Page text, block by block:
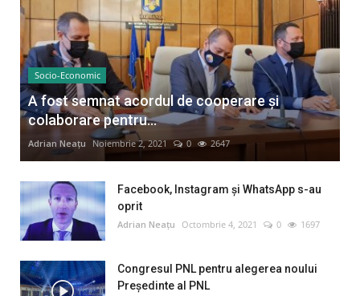
Socio-Economic
A fost semnat acordul de cooperare și
colaborare pentru...
Adrian Neațu Noiembrie 2, 2021 0 2647
Facebook, Instagram și WhatsApp s-au
oprit
Adrian Neațu Octombrie 4, 2021 0 1697
Congresul PNL pentru alegerea noului
Preşedinte al PNL